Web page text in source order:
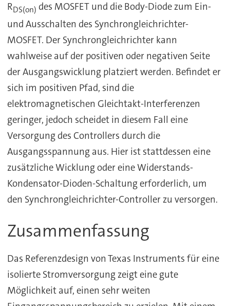
RDS(on) des MOSFET und die Body-Diode zum Ein-
und Ausschalten des Synchrongleichrichter-
MOSFET. Der Synchrongleichrichter kann
wahlweise auf der positiven oder negativen Seite
der Ausgangswicklung platziert werden. Befindet er
sich im positiven Pfad, sind die
elektromagnetischen Gleichtakt-Interferenzen
geringer, jedoch scheidet in diesem Fall eine
Versorgung des Controllers durch die
Ausgangsspannung aus. Hier ist stattdessen eine
zusätzliche Wicklung oder eine Widerstands-
Kondensator-Dioden-Schaltung erforderlich, um
den Synchrongleichrichter-Controller zu versorgen.
Zusammenfassung
Das Referenzdesign von Texas Instruments für eine
isolierte Stromversorgung zeigt eine gute
Möglichkeit auf, einen sehr weiten